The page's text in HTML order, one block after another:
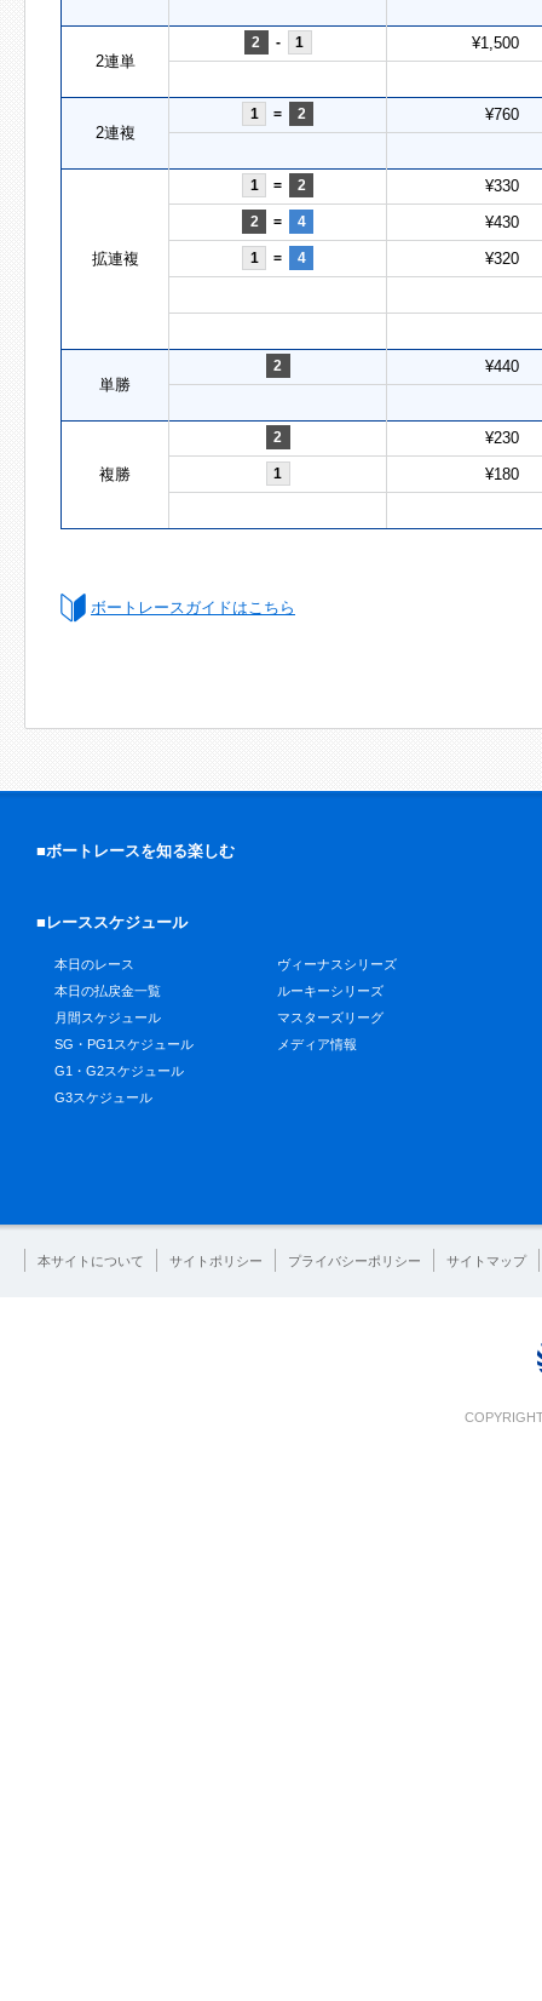
2連単
2 - 1 ¥1,500
2連複
1 = 2 ¥760
拡連複
1 = 2 ¥330
2 = 4 ¥430
1 = 4 ¥320
単勝
2 ¥440
複勝
2 ¥230
1 ¥180
ボートレースガイドはこちら
■ボートレースを知る楽しむ
■レーススケジュール
本日のレース
本日の払戻金一覧
月間スケジュール
SG・PG1スケジュール
G1・G2スケジュール
G3スケジュール
ヴィーナスシリーズ
ルーキーシリーズ
マスターズリーグ
メディア情報
本サイトについて サイトポリシー プライバシーポリシー サイトマップ